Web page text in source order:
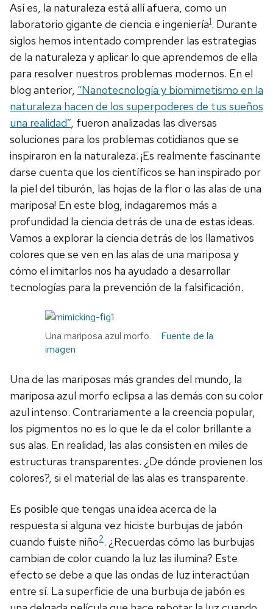
Así es, la naturaleza está allí afuera, como un
laboratorio gigante de ciencia e ingeniería1. Durante
siglos hemos intentado comprender las estrategias
de la naturaleza y aplicar lo que aprendemos de ella
para resolver nuestros problemas modernos. En el
blog anterior, “Nanotecnología y biomimetismo en la
naturaleza hacen de los superpoderes de tus sueños
una realidad”, fueron analizadas las diversas
soluciones para los problemas cotidianos que se
inspiraron en la naturaleza. ¡Es realmente fascinante
darse cuenta que los científicos se han inspirado por
la piel del tiburón, las hojas de la flor o las alas de una
mariposa! En este blog, indagaremos más a
profundidad la ciencia detrás de una de estas ideas.
Vamos a explorar la ciencia detrás de los llamativos
colores que se ven en las alas de una mariposa y
cómo el imitarlos nos ha ayudado a desarrollar
tecnologías para la prevención de la falsificación.
Una mariposa azul morfo. Fuente de la
imagen
Una de las mariposas más grandes del mundo, la
mariposa azul morfo eclipsa a las demás con su color
azul intenso. Contrariamente a la creencia popular,
los pigmentos no es lo que le da el color brillante a
sus alas. En realidad, las alas consisten en miles de
estructuras transparentes. ¿De dónde provienen los
colores?, si el material de las alas es transparente.
Es posible que tengas una idea acerca de la
respuesta si alguna vez hiciste burbujas de jabón
cuando fuiste niño2. ¿Recuerdas cómo las burbujas
cambian de color cuando la luz las ilumina? Este
efecto se debe a que las ondas de luz interactúan
entre sí. La superficie de una burbuja de jabón es